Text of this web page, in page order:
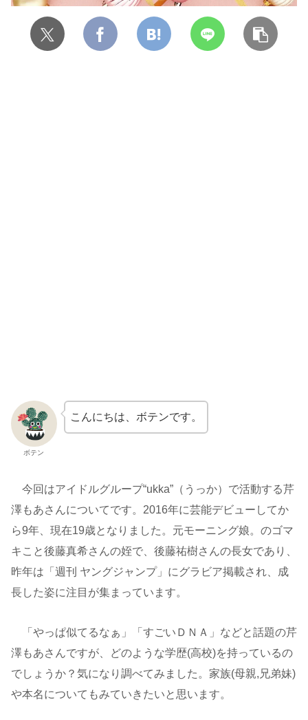
ボテン
こんにちは、ボテンです。
今回はアイドルグループ“ukka”（うっか）で活動する芹
澤もあさんについてです。2016年に芸能デビューしてか
ら9年、現在19歳となりました。元モーニング娘。のゴマ
キこと後藤真希さんの姪で、後藤祐樹さんの長女であり、
昨年は「週刊 ヤングジャンプ」にグラビア掲載され、成
長した姿に注目が集まっています。
「やっぱ似てるなぁ」「すごいＤＮＡ」などと話題の芹
澤もあさんですが、どのような学歴(高校)を持っているの
でしょうか？気になり調べてみました。家族(母親,兄弟妹)
や本名についてもみていきたいと思います。